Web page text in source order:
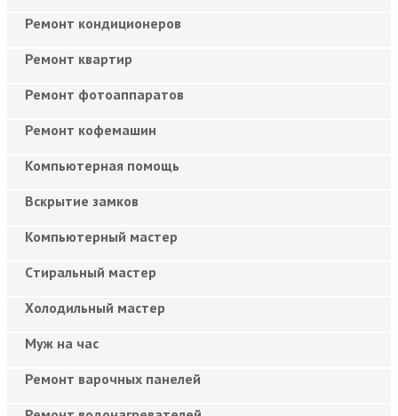
Ремонт кондиционеров
Ремонт квартир
Ремонт фотоаппаратов
Ремонт кофемашин
Компьютерная помощь
Вскрытие замков
Компьютерный мастер
Cтиральный мастер
Холодильный мастер
Муж на час
Ремонт варочных панелей